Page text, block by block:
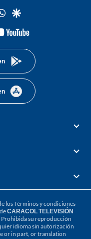
whatsapp
google
youtube-
losTérminos y condiciones
deCARACOL TELEVISIÓN
Prohibida su reproducción
idioma sin autorización
or in part, or translation